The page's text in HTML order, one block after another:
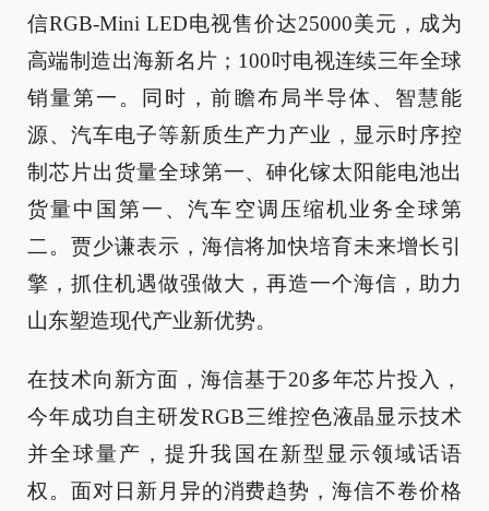
信RGB-Mini LED电视售价达25000美元，成为
高端制造出海新名片；100吋电视连续三年全球
销量第一。同时，前瞻布局半导体、智慧能
源、汽车电子等新质生产力产业，显示时序控
制芯片出货量全球第一、砷化镓太阳能电池出
货量中国第一、汽车空调压缩机业务全球第
二。贾少谦表示，海信将加快培育未来增长引
擎，抓住机遇做强做大，再造一个海信，助力
山东塑造现代产业新优势。
在技术向新方面，海信基于20多年芯片投入，
今年成功自主研发RGB三维控色液晶显示技术
并全球量产，提升我国在新型显示领域话语
权。面对日新月异的消费趋势，海信不卷价格